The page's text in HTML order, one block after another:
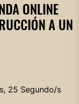
ONLINE
A UN
25 Segundo/s